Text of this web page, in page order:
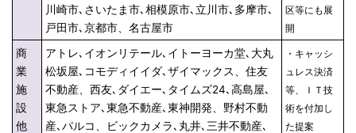
川崎市､さいたま市､相模原市､立川市､多摩市､
戸田市､京都市、名古屋市
区等にも展
開
商
業
施
設
他
アトレ､イオンリテール､イトーヨーカ堂､大丸
松坂屋､コモディイイダ､ザイマックス、住友
不動産、西友､ダイエー､タイムズ24､高島屋､
東急ストア､東急不動産､東神開発、野村不動
産､パルコ、ビックカメラ､丸井､三井不動産､
・キャッシ
ュレス決済
等、ＩＴ技
術を付加し
た提案